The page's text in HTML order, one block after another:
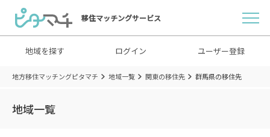
移住マッチングサービス
地域を探す ログイン ユーザー登録
地方移住マッチングピタマチ 地域一覧 関東の移住先 群馬県の移住先
地域一覧